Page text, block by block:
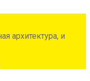
архитектура, и